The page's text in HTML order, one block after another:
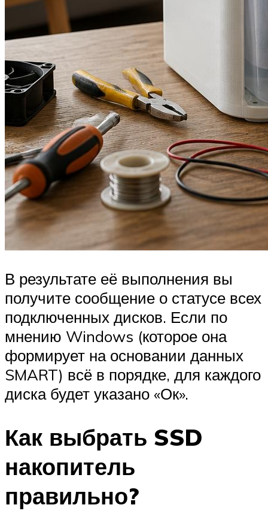
В результате её выполнения вы
получите сообщение о статусе всех
подключенных дисков. Если по
мнению Windows (которое она
формирует на основании данных
SMART) всё в порядке, для каждого
диска будет указано «Ок».
Как выбрать SSD
накопитель
правильно?